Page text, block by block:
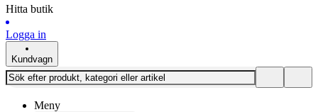
Hitta butik
Logga in
Kundvagn
Meny